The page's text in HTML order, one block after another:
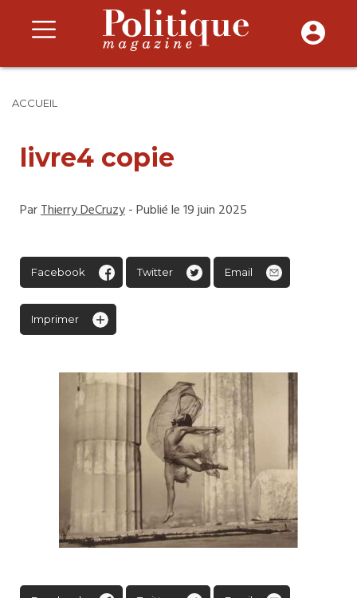
ACCUEIL
livre4 copie
ParThierry DeCruzy- Publié le 19 juin 2025
Facebook Twitter Email
Imprimer